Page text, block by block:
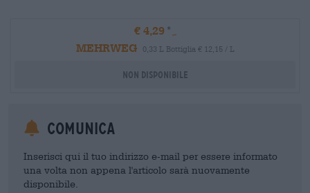
€ 4,29
MEHRWEG
0,33 L Bottiglia € 12,15 / L
Non disponibile
Comunica
Inserisci qui il tuo indirizzo e-mail per essere informato
una volta non appena l'articolo sarà nuovamente
disponibile.